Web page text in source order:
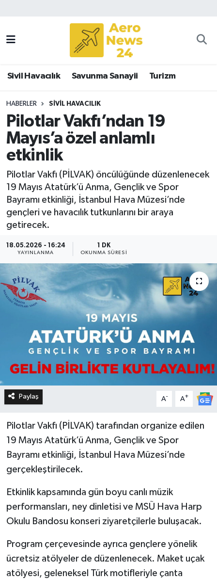
Sivil Havacılık Savunma Sanayii Turizm
HABERLER SIVIL HAVACILIK
Pilotlar Vakfı’ndan 19
Mayıs’a özel anlamlı
etkinlik
Pilotlar Vakfı (PİLVAK) öncülüğünde düzenlenecek
19 Mayıs Atatürk’ü Anma, Gençlik ve Spor
Bayramı etkinliği, İstanbul Hava Müzesi’nde
gençleri ve havacılık tutkunlarını bir araya
getirecek.
18.05.2026 - 16:24
YAYINLANMA
1 DK
OKUNMA SÜRESI
Paylaş A- A+
Pilotlar Vakfı (PİLVAK) tarafından organize edilen
19 Mayıs Atatürk’ü Anma, Gençlik ve Spor
Bayramı etkinliği, İstanbul Hava Müzesi’nde
gerçekleştirilecek.
Etkinlik kapsamında gün boyu canlı müzik
performansları, ney dinletisi ve MSÜ Hava Harp
Okulu Bandosu konseri ziyaretçilerle buluşacak.
Program çerçevesinde ayrıca gençlere yönelik
ücretsiz atölyeler de düzenlenecek. Maket uçak
atölyesi, geleneksel Türk motifleriyle çanta